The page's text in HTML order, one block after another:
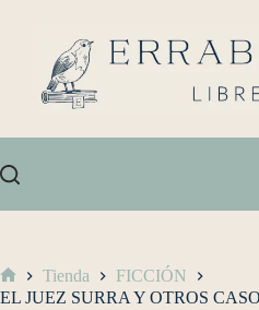
Tienda
FICCIÓN
EL JUEZ SURRA Y OTROS